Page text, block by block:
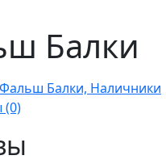
Балки
Фальш Балки, Наличники
(0)